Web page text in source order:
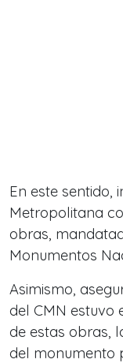
En este sentido,
Metropolitana
obras,
Monumentos
Asimismo,
del CMN estuvo
de estas obras,
del monumento